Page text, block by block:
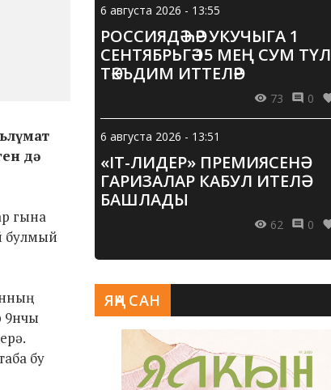
дә
гына
булмый
9нчы
бу
6 августа 2026 - 13:55
РОССИЯДӘ ҺӘР УКУЧЫГА 1
СЕНТЯБРЬГӘ 15 МЕҢ СУМ
ТӘКЪДИМ ИТТЕЛӘР
73 0
6 августа 2026 - 13:51
«IT-ЛИДЕР» ПРЕМИЯСЕНӘ
ГАРИЗАЛАР КАБУЛ ИТЕЛӘ
БАШЛАДЫ
62 0
ЯҢА САН